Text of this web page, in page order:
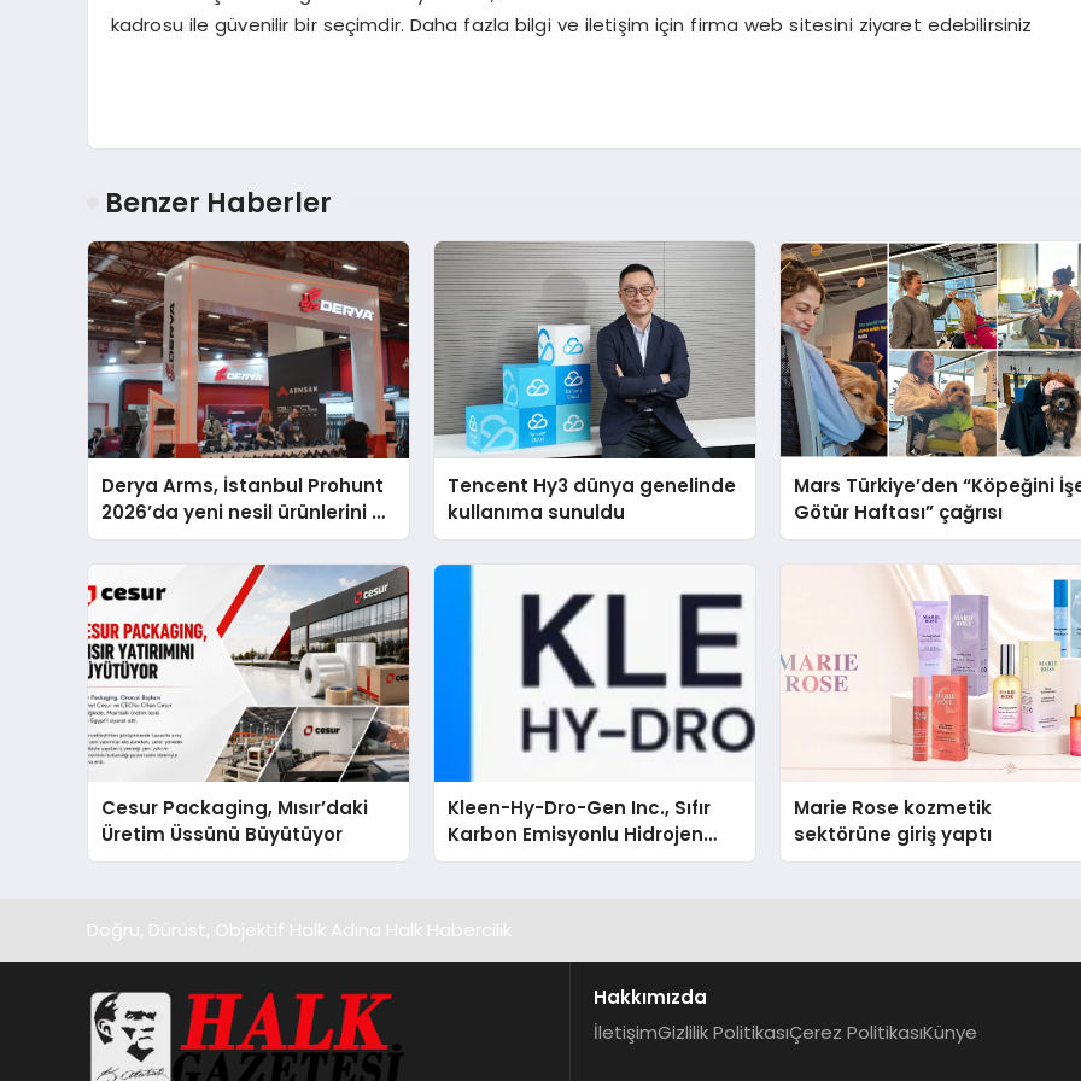
kadrosu ile güvenilir bir seçimdir. Daha fazla bilgi ve iletişim için firma web sitesini ziyaret edebilirsiniz
Benzer Haberler
Derya Arms, İstanbul Prohunt
2026’da yeni nesil ürünlerini ve
global marka vizyonunu
Tencent Hy3 dünya genelinde
kullanıma sunuldu
Mars Türkiye’den “Köpeğini
Götür Haftası” çağrısı
Cesur Packaging, Mısır’daki
Üretim Üssünü Büyütüyor
Kleen-Hy-Dro-Gen Inc., Sıfır
Karbon Emisyonlu Hidrojen
Isıtma Teknolojisinde ISO ve
Marie Rose kozmetik
sektörüne giriş yaptı
Doğru, Dürüst, Objektif Halk Adına Halk Habercilik
Hakkımızda
İletişimGizlilik PolitikasıÇerez PolitikasıKünye